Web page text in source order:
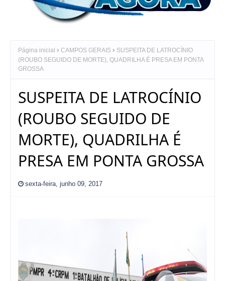
Página inicial CAMPOS GERAIS
SUSPEITA DE LATROCÍNIO
(ROUBO SEGUIDO DE MORTE), QUADRILHA É PRESA EM PONTA
GROSSA
SUSPEITA DE LATROCÍNIO
(ROUBO SEGUIDO DE
MORTE), QUADRILHA É
PRESA EM PONTA GROSSA
sexta-feira, junho 09, 2017